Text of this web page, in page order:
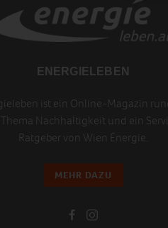
ENERGIELEBEN
ist ein Online-Magazin
Thema Nachhaltigkeit und ein
Ratgeber von Wien Energie.
MEHR DAZU